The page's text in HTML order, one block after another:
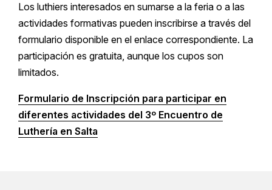
Los luthiers interesados en sumarse a la feria o a las
actividades formativas pueden inscribirse a través del
formulario disponible en el enlace correspondiente. La
participación es gratuita, aunque los cupos son
limitados.
Formulario de Inscripción para participar en
diferentes actividades del 3º Encuentro de
Luthería en Salta